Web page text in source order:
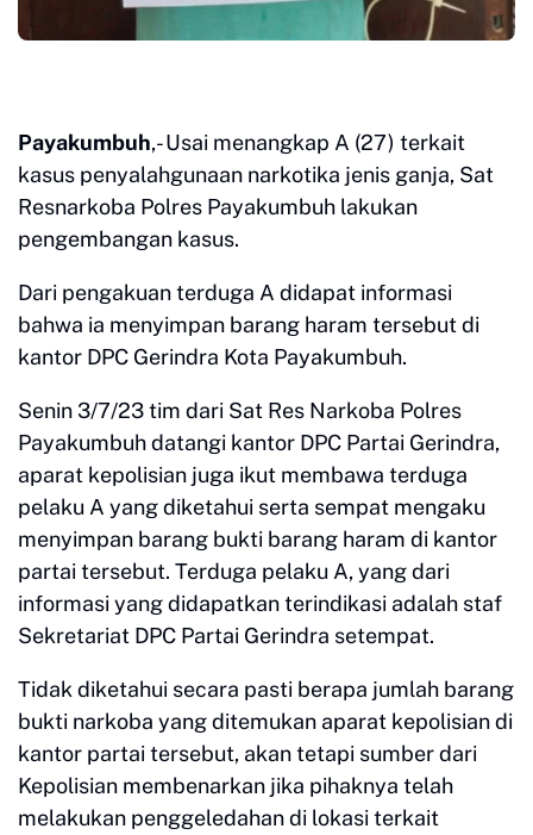
Payakumbuh,- Usai menangkap A (27) terkait
kasus penyalahgunaan narkotika jenis ganja, Sat
Resnarkoba Polres Payakumbuh lakukan
pengembangan kasus.
Dari pengakuan terduga A didapat informasi
bahwa ia menyimpan barang haram tersebut di
kantor DPC Gerindra Kota Payakumbuh.
Senin 3/7/23 tim dari Sat Res Narkoba Polres
Payakumbuh datangi kantor DPC Partai Gerindra,
aparat kepolisian juga ikut membawa terduga
pelaku A yang diketahui serta sempat mengaku
menyimpan barang bukti barang haram di kantor
partai tersebut. Terduga pelaku A, yang dari
informasi yang didapatkan terindikasi adalah staf
Sekretariat DPC Partai Gerindra setempat.
Tidak diketahui secara pasti berapa jumlah barang
bukti narkoba yang ditemukan aparat kepolisian di
kantor partai tersebut, akan tetapi sumber dari
Kepolisian membenarkan jika pihaknya telah
melakukan penggeledahan di lokasi terkait